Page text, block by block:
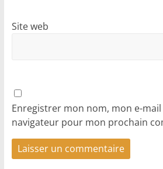
Site web
Enregistrer mon nom, mon e-
navigateur pour mon prochain